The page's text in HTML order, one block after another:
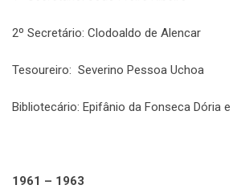
2º Secretário: Clodoaldo de Alencar
Tesoureiro: Severino Pessoa Uchoa
Bibliotecário: Epifânio da Fonseca Dória
1961 – 1963